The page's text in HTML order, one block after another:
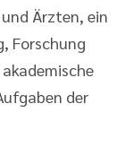
Ärzten, ein
Forschung
der